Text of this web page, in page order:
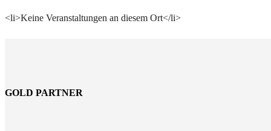
<li>Keine Veranstaltungen an diesem Ort</li>
GOLD PARTNER